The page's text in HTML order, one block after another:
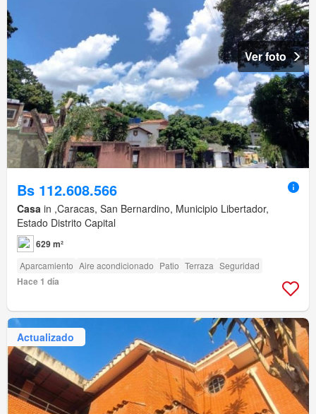
Ver foto
Bs 112.608.566
Casa in ,Caracas, San Bernardino, Municipio Libertador,
Estado Distrito Capital
629 m²
Aparcamiento Aire acondicionado Patio Terraza Seguridad
Hace 1 día
Actualizado